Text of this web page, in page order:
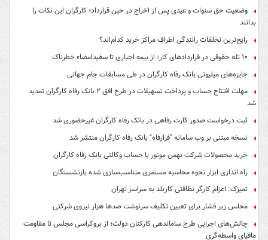
وضعیت حق سنوات و عیدی پس از اخراج در حین قرارداد؛ کارگران این نکات را
بدانند
رایج‌ترین تخلفات رانندگی اطراف مراکز خرید کدام‌اند؟
۱۰ تله حقوقی در قراردادهای کار؛ از بیمه اجباری تا سفیدامضاء خطرناک
جایزه‌های میلیونی بانک رفاه کارگران در طی مسابقات جام جهانی
مهلت افتتاح حساب و پرداخت تسهیلات در طرح افق ۲ بانک رفاه کارگران تمدید
شد
ثبت درخواست صدور کارت رفاهی در بانک رفاه کارگران غیرحضوری شد
نسخه مبتنی بر وب سامانه "فرارفاه" بانک رفاه کارگران منتشر شد
خرید محصولات شرکت بهمن موتور با حساب وکالتی بانک رفاه کارگران
راه اندازی ابزار نحوه محاسبه مستمری متناسب‌سازی شده بازنشستگان
تمیزک: اعزام کارگر نظافتی کاربلد به سراسر تهران
مجلس زیر فشار برای تعیین تکلیف سرنوشت صدها هزار نیروی شرکتی
چالش‌های اجرایی طرح ساماندهی کارکنان دولت؛ از بروکراسی مجلس تا مقاومت
مافیای واسطه‌گری